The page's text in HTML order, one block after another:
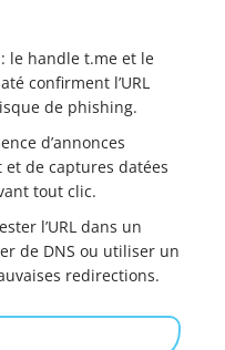
: le handle t.me et le
confirment l’URL
de phishing.
d’annonces
et de captures datées
tout clic.
l’URL dans un
de DNS ou utiliser un
redirections.